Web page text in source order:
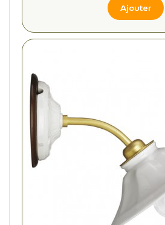
Ajouter